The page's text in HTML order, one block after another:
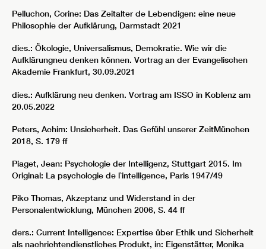
Pelluchon, Corine: Das Zeitalter de Lebendigen: eine neue
Philosophie der Aufklärung, Darmstadt 2021
dies.: Ökologie, Universalismus, Demokratie. Wie wir die
Aufklärungneu denken können. Vortrag an der Evangelischen
Akademie Frankfurt, 30.09.2021
dies.: Aufklärung neu denken. Vortrag am ISSO in Koblenz am
20.05.2022
Peters, Achim: Unsicherheit. Das Gefühl unserer ZeitMünchen
2018, S. 179 ff
Piaget, Jean: Psychologie der Intelligenz, Stuttgart 2015. Im
Original: La psychologie de l`intelligence, Paris 1947/49
Piko Thomas, Akzeptanz und Widerstand in der
Personalentwicklung, München 2006, S. 44 ff
ders.: Current Intelligence: Expertise über Ethik und Sicherheit
als nachrichtendienstliches Produkt, in: Eigenstätter, Monika